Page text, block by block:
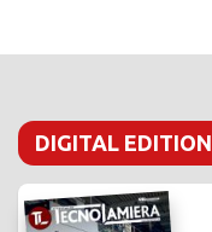
DIGITAL EDITION